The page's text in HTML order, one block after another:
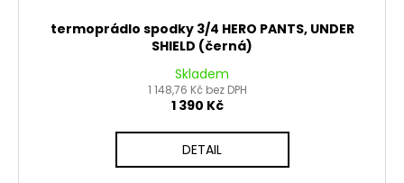
termoprádlo spodky 3/4 HERO PANTS, UNDER
SHIELD (černá)
Skladem
1 148,76 Kč bez DPH
1 390 Kč
DETAIL